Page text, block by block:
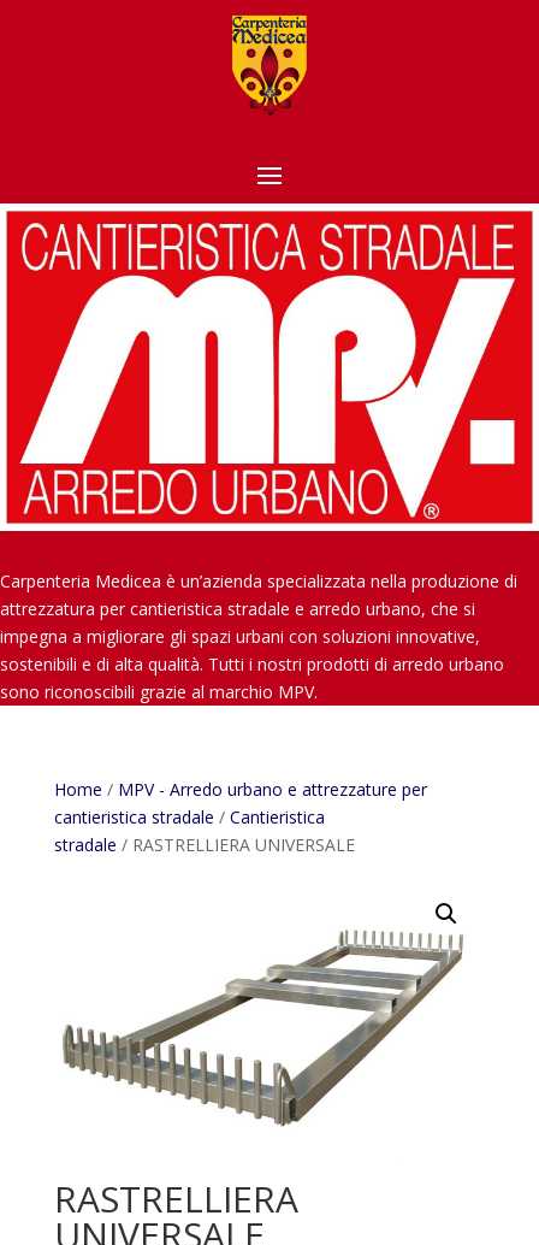
Carpenteria Medicea è un’azienda specializzata nella produzione di
attrezzatura per cantieristica stradale e arredo urbano, che si
impegna a migliorare gli spazi urbani con soluzioni innovative,
sostenibili e di alta qualità. Tutti i nostri prodotti di arredo urbano
sono riconoscibili grazie al marchio MPV.
Home / MPV - Arredo urbano e attrezzature per
cantieristica stradale / Cantieristica
stradale / RASTRELLIERA UNIVERSALE
RASTRELLIERA
UNIVERSALE